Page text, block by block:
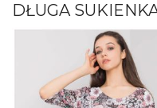
DŁUGA